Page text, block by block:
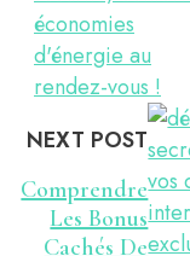
NEXT POST
Comprendre
Les Bonus
Cachés De